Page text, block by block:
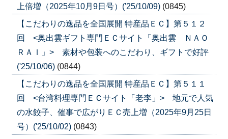
上倍増（2025年10月9日号）('25/10/09) (0845)
【こだわりの逸品を全国展開 特産品ＥＣ】第５１２
回 <奥出雲ギフト専門ＥＣサイト「奥出雲 ＮＡＯ
ＲＡＩ」> 素材や包装へのこだわり、ギフトで好評
('25/10/06) (0844)
【こだわりの逸品を全国展開 特産品ＥＣ】第５１１
回 <台湾料理専門ＥＣサイト「老李」> 地元で人気
の水餃子、催事で広がりＥＣ売上増（2025年9月25日
号）('25/10/02) (0843)